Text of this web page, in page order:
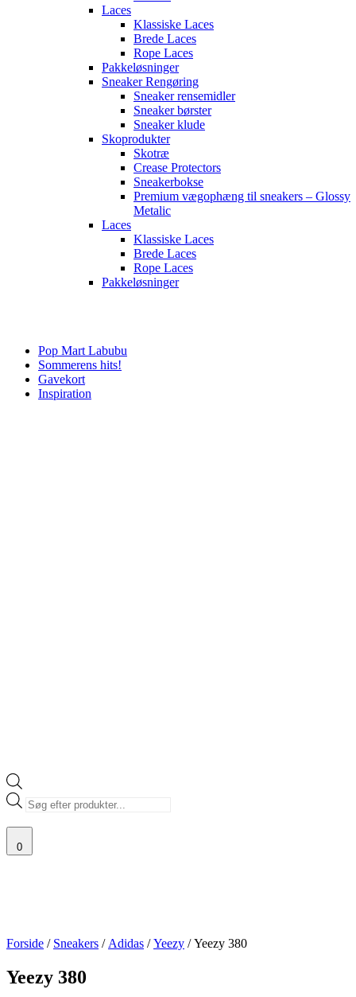
Laces
Klassiske Laces
Brede Laces
Rope Laces
Pakkeløsninger
Sneaker Rengøring
Sneaker rensemidler
Sneaker børster
Sneaker klude
Skoprodukter
Skotræ
Crease Protectors
Sneakerbokse
Premium vægophæng til sneakers – Glossy
Metalic
Laces
Klassiske Laces
Brede Laces
Rope Laces
Pakkeløsninger
Pop Mart Labubu
Sommerens hits!
Gavekort
Inspiration
Products
search
0
Forside / Sneakers / Adidas /Yeezy / Yeezy 380
Yeezy 380